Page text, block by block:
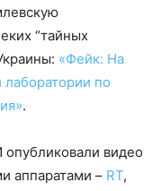
“тайных
«Фейк: На
по
.
видео
аппаратами – RT,